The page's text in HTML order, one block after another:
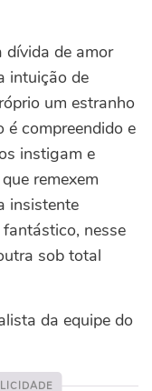
dívida de amor
intuição de
um estranho
é compreendido e
instigam e
remexem
insistente
nesse
sob total
da equipe do